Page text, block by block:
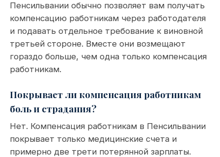
Пенсильвании обычно позволяет вам получать
компенсацию работникам через работодателя
и подавать отдельное требование к виновной
третьей стороне. Вместе они возмещают
гораздо больше, чем одна только компенсация
работникам.
Покрывает ли компенсация работникам
боль и страдания?
Нет. Компенсация работникам в Пенсильвании
покрывает только медицинские счета и
примерно две трети потерянной зарплаты.